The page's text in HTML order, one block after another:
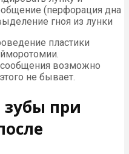
(перфорация дна
гноя из лунки
пластики
возможно
не бывает.
зубы при